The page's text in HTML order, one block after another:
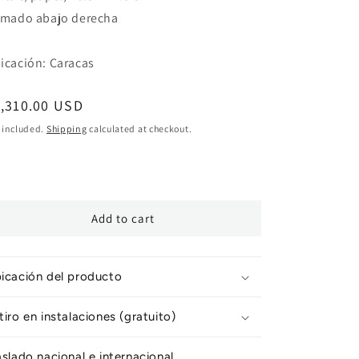
abajo derecha
Caracas
USD
included. Shipping calculated at checkout.
Add to cart
del producto
en instalaciones (gratuito)